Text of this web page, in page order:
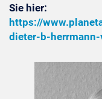
Sie hier:
https://
dieter-b-